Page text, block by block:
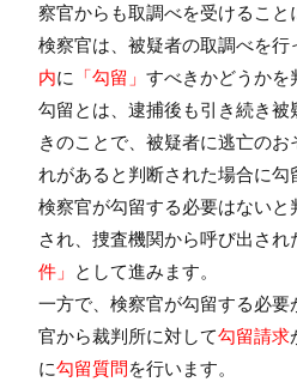
察官からも取調べを受けること
検察官は、被疑者の取調べを行
内に 「勾留」 すべきかどうかを
勾留とは、逮捕後も引き続き
きのことで、被疑者に逃亡の
れがあると判断された場合に勾
検察官が勾留する必要はない
され、捜査機関から呼び出され
件」
として進みます。
一方で、検察官が勾留する必
官から裁判所に対して勾留請求
に勾留質問 を行います。